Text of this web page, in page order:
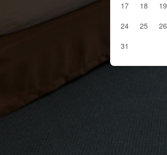
17
18 19
24
25 26
31